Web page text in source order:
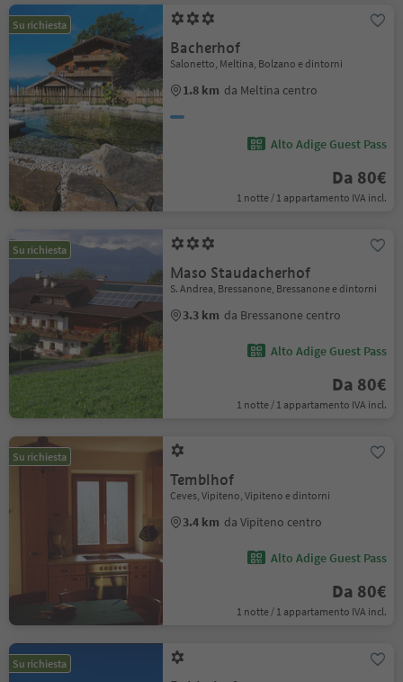
Su richiesta
Bacherhof
Salonetto, Meltina, Bolzano e dintorni
1.8 km da Meltina centro
Alto Adige Guest Pass
Da 80€
1 notte / 1 appartamento IVA incl.
Su richiesta
Maso Staudacherhof
S. Andrea, Bressanone, Bressanone e dintorni
3.3 km da Bressanone centro
Alto Adige Guest Pass
Da 80€
1 notte / 1 appartamento IVA incl.
Su richiesta
Temblhof
Ceves, Vipiteno, Vipiteno e dintorni
3.4 km da Vipiteno centro
Alto Adige Guest Pass
Da 80€
1 notte / 1 appartamento IVA incl.
Su richiesta